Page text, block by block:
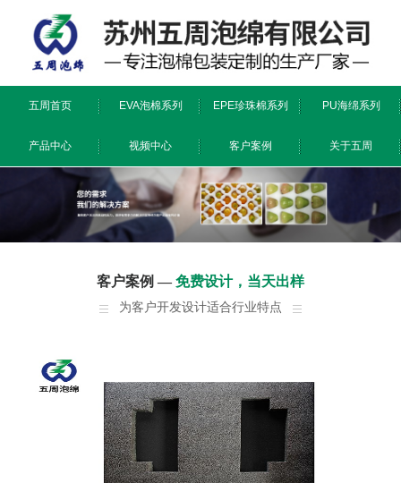
五周首页 EVA泡棉系列 EPE珍珠棉系列 PU海绵系列
产品中心 视频中心 客户案例 关于五周
客户案例 — 免费设计，当天出样
为客户开发设计适合行业特点